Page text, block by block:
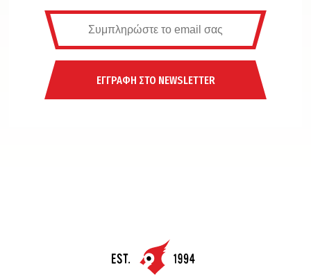
ΕΓΓΡΑΦΗ ΣΤΟ NEWSLETTER